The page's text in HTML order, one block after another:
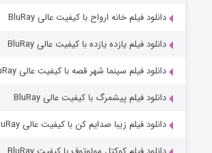
دانلود فیلم خانه ارواح با کیفیت عالی BluRay
دانلود فیلم یازده یازده با کیفیت عالی BluRay
دانلود فیلم سینما شهر قصه با کیفیت عالی BluRay
دانلود فیلم پیشمرگ با کیفیت عالی BluRay
دانلود فیلم زیبا صدایم کن با کیفیت عالی BluRay